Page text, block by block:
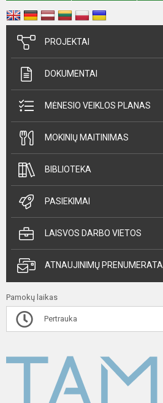
PROJEKTAI
DOKUMENTAI
MĖNESIO VEIKLOS PLANAS
MOKINIŲ MAITINIMAS
BIBLIOTEKA
PASIEKIMAI
LAISVOS DARBO VIETOS
ATNAUJINIMŲ PRENUMERATA
Pamokų laikas
Pertrauka